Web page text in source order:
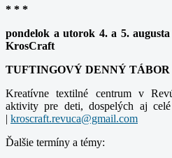
* * *
pondelok a utorok 4. a 5.
KrosCraft
TUFTINGOVÝ DENNÝ TÁBOR
Kreatívne textilné centrum v
aktivity pre deti, dospelých aj
|
Ďalšie termíny a témy: